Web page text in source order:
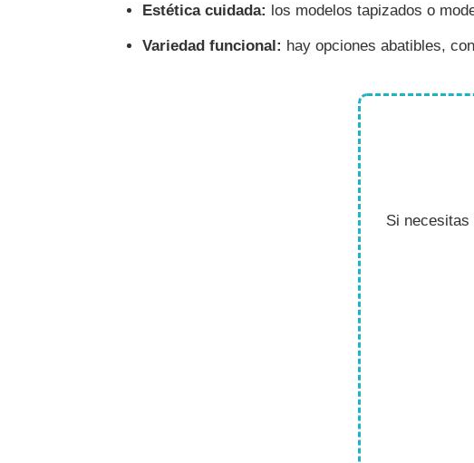
Estética cuidada: los modelos tapizados o
Variedad funcional: hay opciones abatibles,
Si necesitas